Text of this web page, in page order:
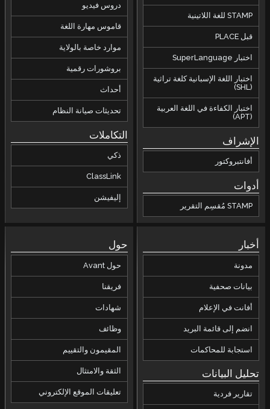
STAMP للغة اللاتينية
قبل PLACE
اختبار SuperLanguage
اختبار اللغة الإسبانية كلغة تراثية
(SHL)
اختبار الكفاءة في اللغة العربية
(APT)
الإشراف
أفانتبروكتور
أدوات
STAMP مُقسِم التقرير
دروس فيديو
قاموس مهارة اللغة
موارد خاصة بالولاية
بروشورات رقمية
أحداث
تحديثات صيانة النظام
التكاملات
ذكي
ClassLink
إليفيشن
أخبار
مدونة
بيانات صحفية
أفانت في الإعلام
انضم إلى قائمة البريد
استجابة للمحاكمات
تحليل البيانات
تقارير فردية
حول
حول Avant
فريقنا
شهادات
وظائف
المقيمون والتقييم
الثقة والامتثال
تعليقات الموقع الإلكتروني